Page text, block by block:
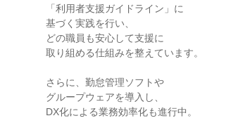
「利用者支援ガイドライン」に
基づく実践を行い、
どの職員も安心して支援に
取り組める仕組みを整えています。
さらに、勤怠管理ソフトや
グループウェアを導入し、
DX化による業務効率化も進行中。